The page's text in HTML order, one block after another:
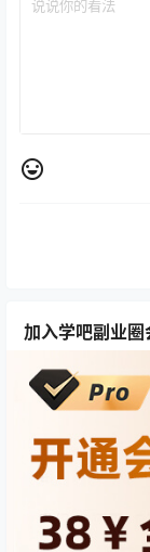
加入学吧副业圈